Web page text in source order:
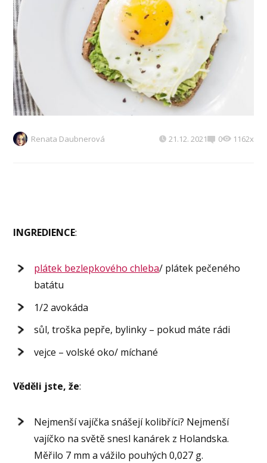
Renata Daubnerová 21.12. 2021 0 1162x
INGREDIENCE:
plátek bezlepkového chleba/ plátek pečeného
batátu
1/2 avokáda
sůl, troška pepře, bylinky – pokud máte rádi
vejce – volské oko/ míchané
Věděli jste, že:
Nejmenší vajíčka snášejí kolibříci? Nejmenší
vajíčko na světě snesl kanárek z Holandska.
Měřilo 7 mm a vážilo pouhých 0,027 g.